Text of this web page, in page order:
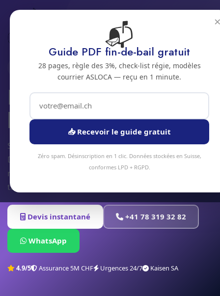
Entretien de batiment
Bienne
2500 · JURA BERNOIS
Entretien general de
batiment a Bienne
Service entretien de batiment à Bienne et alentours.
Devis gratuit sous 24h, intervention sous 48h en
moyenne. Équipe locale, matériel professionnel,
tarifs transparents.
Devis instantané +41 78 319 32 82
WhatsApp
4.9/5 Assurance 5M CHF Urgences 24/7 Kaisen SA
📬
Guide PDF fin-de-bail gratuit
28 pages, règle des 3%, check-list régie, modèles
courrier ASLOCA — reçu en 1 minute.
📥 Recevoir le guide gratuit
Zéro spam. Désinscription en 1 clic. Données stockées en Suisse,
conformes LPD + RGPD.